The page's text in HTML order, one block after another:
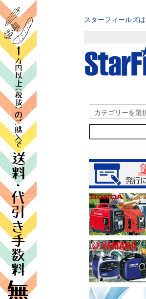
スターフィールズ